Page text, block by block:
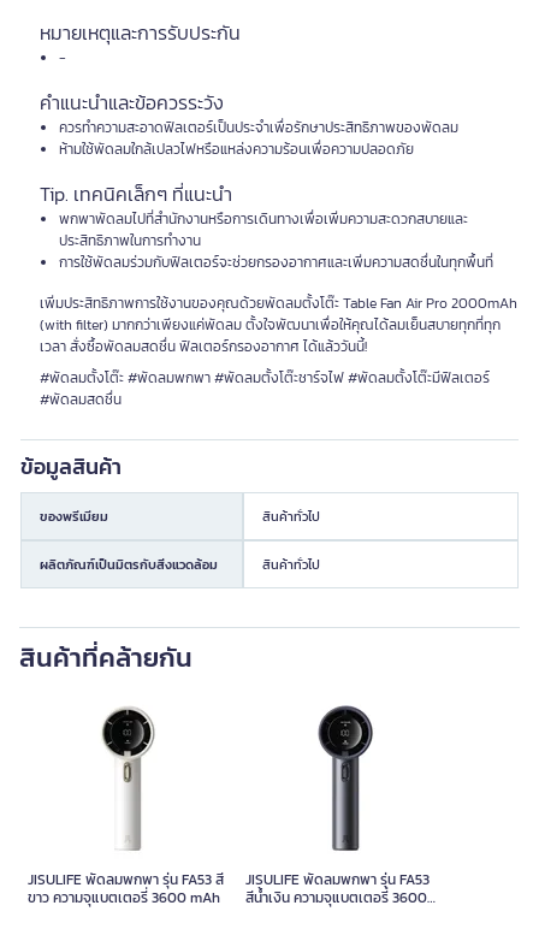
หมายเหตุและการรับประกัน
-
คำแนะนำและข้อควรระวัง
ควรทำความสะอาดฟิลเตอร์เป็นประจำเพื่อรักษาประสิทธิภาพของพัดลม
ห้ามใช้พัดลมใกล้เปลวไฟหรือแหล่งความร้อนเพื่อความปลอดภัย
Tip. เทคนิคเล็กๆ ที่แนะนำ
พกพาพัดลมไปที่สำนักงานหรือการเดินทางเพื่อเพิ่มความสะดวกสบายและ
ประสิทธิภาพในการทำงาน
การใช้พัดลมร่วมกับฟิลเตอร์จะช่วยกรองอากาศและเพิ่มความสดชื่นในทุกพื้นที่
เพิ่มประสิทธิภาพการใช้งานของคุณด้วยพัดลมตั้งโต๊ะ Table Fan Air Pro 2000mAh
(with filter) มากกว่าเพียงแค่พัดลม ตั้งใจพัฒนาเพื่อให้คุณได้ลมเย็นสบายทุกที่ทุก
เวลา สั่งซื้อพัดลมสดชื่น ฟิลเตอร์กรองอากาศ ได้แล้ววันนี้!
#พัดลมตั้งโต๊ะ #พัดลมพกพา #พัดลมตั้งโต๊ะชาร์จไฟ #พัดลมตั้งโต๊ะมีฟิลเตอร์
#พัดลมสดชื่น
ข้อมูลสินค้า
ของพรีเมียม สินค้าทั่วไป
ผลิตภัณฑ์เป็นมิตรกับสิ่งแวดล้อม สินค้าทั่วไป
สินค้าที่คล้ายกัน
JISULIFE พัดลมพกพา รุ่น FA53 สี
ขาว ความจุแบตเตอรี่ 3600 mAh
JISULIFE พัดลมพกพา รุ่น FA53
สีน้ำเงิน ความจุแบตเตอรี่ 3600